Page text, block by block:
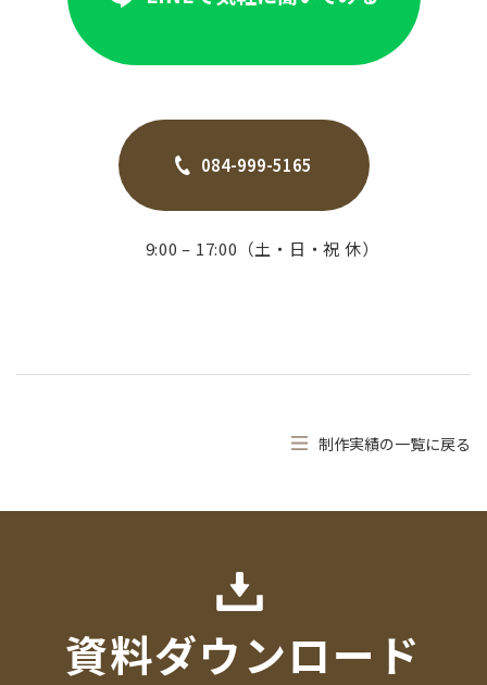
084-999-5165
9:00 – 17:00（土・日・祝 休）
制作実績の一覧に戻る
資料ダウンロード